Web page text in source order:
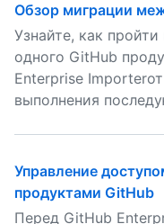
Обзор миграции
Узнайте, как
одного GitHub
Enterprise
выполнения
Управление
продуктами GitHub
Перед GitHub